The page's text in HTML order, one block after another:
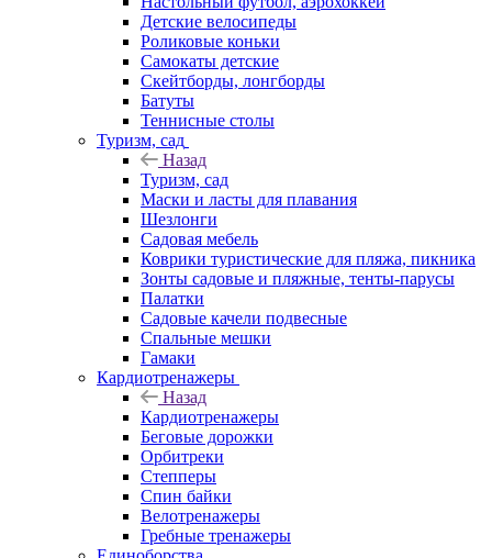
Детские велосипеды
Роликовые коньки
Самокаты детские
Скейтборды, лонгборды
Батуты
Теннисные столы
Туризм, сад
Назад
Туризм, сад
Маски и ласты для плавания
Шезлонги
Садовая мебель
Коврики туристические для пляжа, пикника
Зонты садовые и пляжные, тенты-парусы
Палатки
Садовые качели подвесные
Спальные мешки
Гамаки
Кардиотренажеры
Назад
Кардиотренажеры
Беговые дорожки
Орбитреки
Степперы
Спин байки
Велотренажеры
Гребные тренажеры